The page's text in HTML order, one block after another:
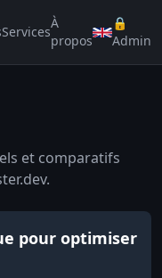
Services
À
propos
🔒
Admin
et comparatifs
pour optimiser